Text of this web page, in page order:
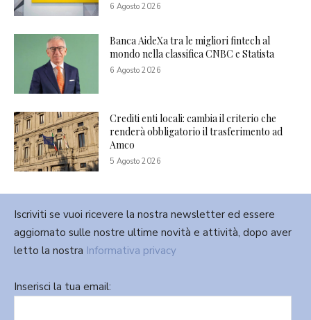
6 Agosto 2026
Banca AideXa tra le migliori fintech al
mondo nella classifica CNBC e Statista
6 Agosto 2026
Crediti enti locali: cambia il criterio che
renderà obbligatorio il trasferimento ad
Amco
5 Agosto 2026
Iscriviti se vuoi ricevere la nostra newsletter ed essere
aggiornato sulle nostre ultime novità e attività, dopo aver
letto la nostra Informativa privacy
Inserisci la tua email: